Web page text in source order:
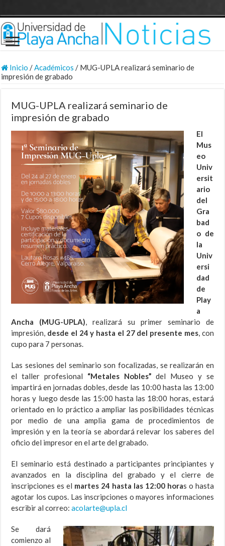
Inicio /Académicos / MUG-UPLA realizará seminario de
impresión de grabado
MUG-UPLA realizará seminario de
impresión de grabado
El
Mus
eo
Univ
ersit
ario
del
Gra
bad
o de
la
Univ
ersi
dad
de
Play
a
Ancha (MUG-UPLA), realizará su primer seminario de
impresión, desde el 24 y hasta el 27 del presente mes, con
cupo para 7 personas.
Las sesiones del seminario son focalizadas, se realizarán en
el taller profesional “Metales Nobles” del Museo y se
impartirá en jornadas dobles, desde las 10:00 hasta las 13:00
horas y luego desde las 15:00 hasta las 18:00 horas, estará
orientado en lo práctico a ampliar las posibilidades técnicas
por medio de una amplia gama de procedimientos de
impresión y en la teoría se abordará relevar los saberes del
oficio del impresor en el arte del grabado.
El seminario está destinado a participantes principiantes y
avanzados en la disciplina del grabado y el cierre de
inscripciones es el martes 24 hasta las 12:00 horas o hasta
agotar los cupos. Las inscripciones o mayores informaciones
escribir al correo: acolarte@upla.cl
Se dará
comienzo al